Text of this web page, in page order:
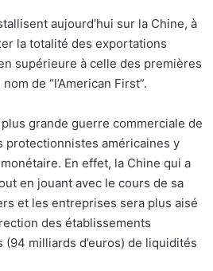
aujourd’hui sur la Chine, à
la totalité des exportations
supérieure à celle des premières
de “l’American First”.
grande guerre commerciale de
protectionnistes américaines y
En effet, la Chine qui a
en jouant avec le cours de sa
et les entreprises sera plus aisé
des établissements
milliards d’euros) de liquidités